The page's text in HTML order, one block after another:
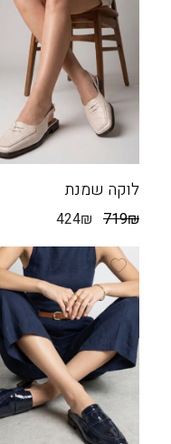
לוקה שמנת
719₪
424₪